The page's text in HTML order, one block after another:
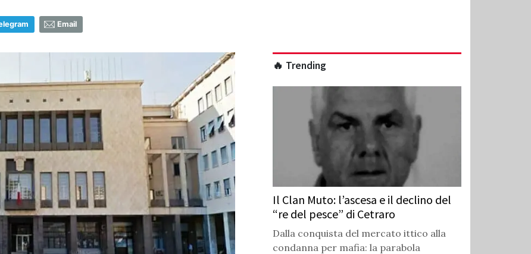
Email
🔥 Trending
Il Clan Muto: l’ascesa e il declino del
“re del pesce” di Cetraro
Dalla conquista del mercato ittico alla
condanna per mafia: la parabola